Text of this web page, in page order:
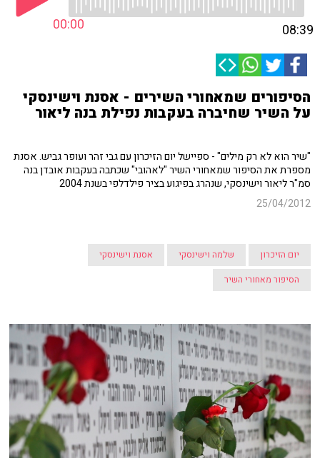
00:00 08:39
הסיפורים שמאחורי השירים - אסנת וישינסקי
על השיר שחיברה בעקבות נפילת בנה ליאור
"שיר הוא לא רק מילים" - ספיישל יום הזיכרון עם גבי זהר ועופר גביש. אסנת
מספרת את הסיפור שמאחורי השיר "לאהובי" שכתבה בעקבות אובדן בנה
סמ"ר ליאור וישינסקי, שנהרג בפיגוע בציר פילדלפי בשנת 2004
25/04/2012
יום הזיכרון שלמה וישינסקי
אסנת וישינסקי
הסיפור מאחורי השיר